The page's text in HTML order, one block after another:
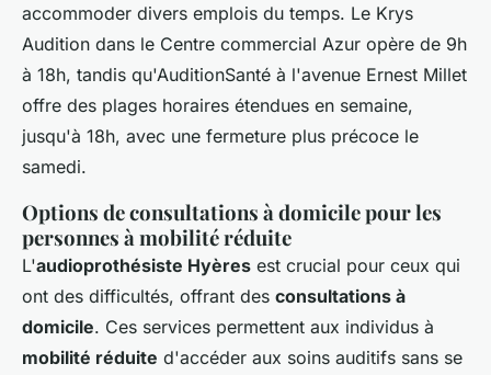
accommoder divers emplois du temps. Le Krys
Audition dans le Centre commercial Azur opère de 9h
à 18h, tandis qu'AuditionSanté à l'avenue Ernest Millet
offre des plages horaires étendues en semaine,
jusqu'à 18h, avec une fermeture plus précoce le
samedi.
Options de consultations à domicile pour les
personnes à mobilité réduite
L'audioprothésiste Hyères est crucial pour ceux qui
ont des difficultés, offrant des consultations à
domicile. Ces services permettent aux individus à
mobilité réduite d'accéder aux soins auditifs sans se